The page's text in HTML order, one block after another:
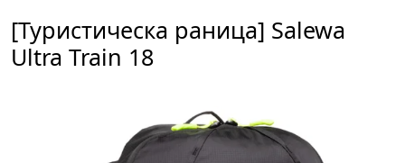
[Туристическа раница] Salewa
Ultra Train 18